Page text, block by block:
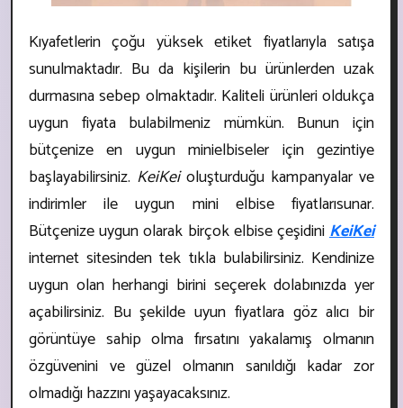
Kıyafetlerin çoğu yüksek etiket fiyatlarıyla satışa
sunulmaktadır. Bu da kişilerin bu ürünlerden uzak
durmasına sebep olmaktadır. Kaliteli ürünleri oldukça
uygun fiyata bulabilmeniz mümkün. Bunun için
bütçenize en uygun minielbiseler için gezintiye
başlayabilirsiniz. KeiKeioluşturduğu kampanyalar ve
indirimler ile uygun mini elbise fiyatlarısunar.
Bütçenize uygun olarak birçok elbise çeşidiniKeiKei
internet sitesinden tek tıkla bulabilirsiniz. Kendinize
uygun olan herhangi birini seçerek dolabınızda yer
açabilirsiniz. Bu şekilde uyun fiyatlara göz alıcı bir
görüntüye sahip olma fırsatını yakalamış olmanın
özgüvenini ve güzel olmanın sanıldığı kadar zor
olmadığı hazzını yaşayacaksınız.